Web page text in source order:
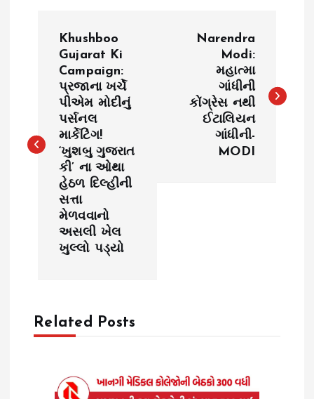
t
a
Khushboo
Gujarat Ki
Campaign:
પ્રજાના ખર્ચે
પીએમ મોદીનું
પર્સનલ
માર્કેટિંગ!
‘ખુશબુ ગુજરાત
કી’ ના ઓથા
હેઠળ દિલ્હીની
સત્તા
મેળવવાનો
અસલી ખેલ
ખુલ્લો પડ્યો
Narendra
Modi:
મહાત્મા
ગાંધીની
કોંગ્રેસ નથી
ઈટાલિયન
ગાંધીની-
MODI
Related Posts